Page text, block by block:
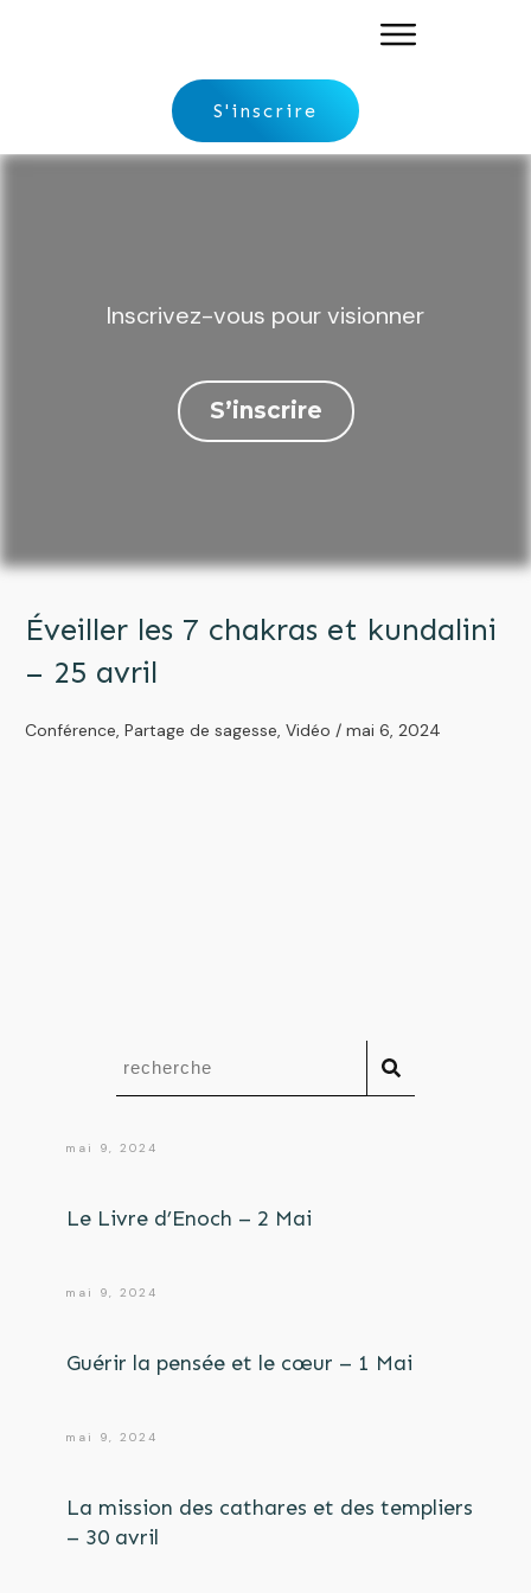
S'inscrire
Inscrivez-vous pour visionner
S’inscrire
Éveiller les 7 chakras et kundalini
– 25 avril
Conférence, Partage de sagesse, Vidéo / mai 6, 2024
mai 9, 2024
Le Livre d’Enoch – 2 Mai
mai 9, 2024
Guérir la pensée et le cœur – 1 Mai
mai 9, 2024
La mission des cathares et des templiers
– 30 avril